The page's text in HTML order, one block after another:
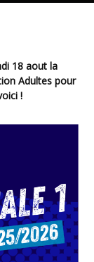
Adultes pour
!